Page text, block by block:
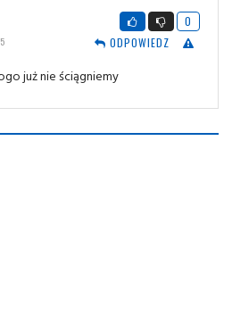
0
ODPOWIEDZ
już nie ściągniemy